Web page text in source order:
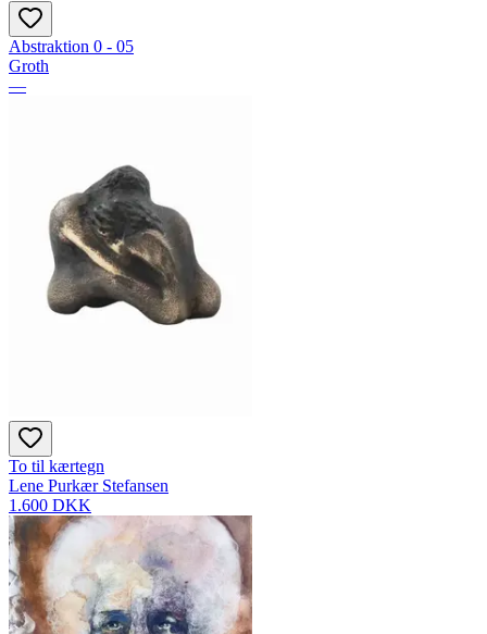
Abstraktion 0 - 05
Groth
—
To til kærtegn
Lene Purkær Stefansen
1.600 DKK